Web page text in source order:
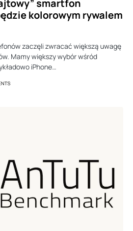
smartfon
kolorowym rywalem
zaczęli zwracać większą uwagę
Mamy większy wybór wśród
iPhone…